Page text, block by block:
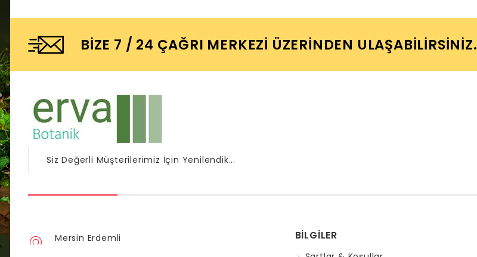
BIZE 7 / 24 ÇAĞRI MERKEZI ÜZERINDEN ULAŞABILIRSINIZ.
Siz Değerli Müşterilerimiz İçin Yenilendik...
Mersin Erdemli BILGILER